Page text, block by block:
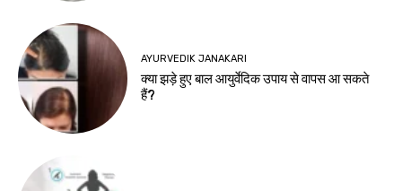
AYURVEDIK JANAKARI
क्या झड़े हुए बाल आयुर्वेदिक उपाय से वापस आ सकते
हैं?